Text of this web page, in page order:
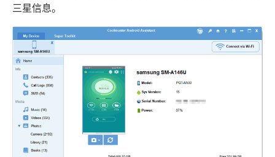
三星信息。